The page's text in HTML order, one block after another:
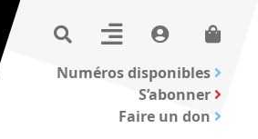
Numéros disponibles
S’abonner
Faire un don